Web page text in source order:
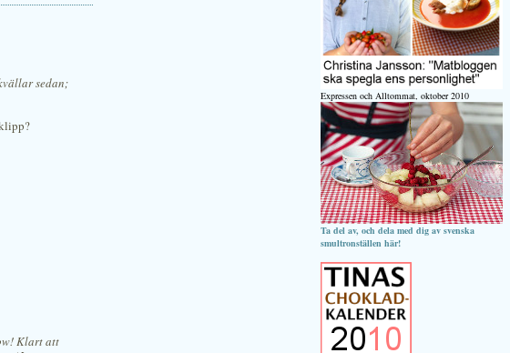
sedan;
Klart att
Expressen och Alltommat, oktober 2010
Ta del av, och dela med dig av svenska
smultronställen här!